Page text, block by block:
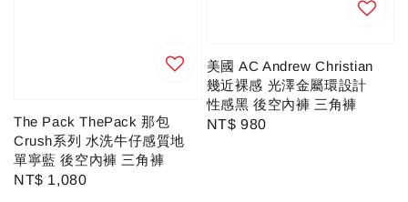
The Pack ThePack 那包
Crush系列 水洗牛仔感質地
單寧藍 後空內褲 三角褲
Regular
NT$ 1,080
美國 AC Andrew Christian
幾近裸感 光澤金屬環設計
性感黑 後空內褲 三角褲
Regular
NT$ 980